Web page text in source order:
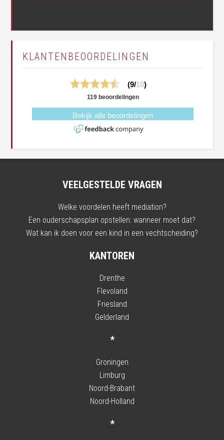
KLANTENBEOORDELINGEN
(9/10)
119 beoordelingen
Bekijk alle beoordelingen
VEELGESTELDE VRAGEN
Welke voordelen heeft mediation?
Een ouderschapsplan opstellen: wanneer moet dat?
Wat kan ik doen voor een kind in een vechtscheiding?
KANTOREN
Drenthe
Flevoland
Friesland
Gelderland
*
Groningen
Limburg
Noord-Brabant
Noord-Holland
*